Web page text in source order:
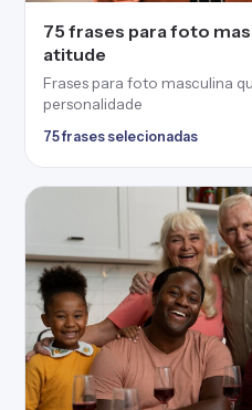
75 frases para foto
atitude
Frases para foto masculina
personalidade
75 frases selecionadas